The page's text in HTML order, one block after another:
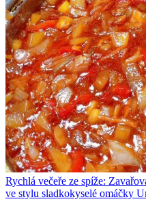
Rychlá večeře ze spíže:
ve stylu sladkokyselé omáčky